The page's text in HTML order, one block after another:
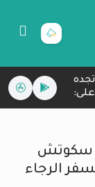
تجده
على:
سكوتش
الرجاء